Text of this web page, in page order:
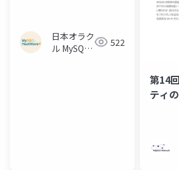
ョンの開発を効率化す
るHeatWave」
日本オラク
ル MySQL
522
第14
ティ